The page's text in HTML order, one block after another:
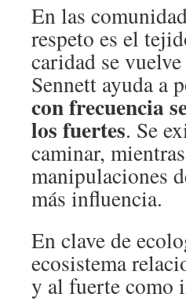
En las
respeto es el
caridad se
Sennett ayuda a
con frecuencia
los fuertes. Se
caminar,
manipulaciones
más influencia.
En clave de
ecosistema
y al fuerte como